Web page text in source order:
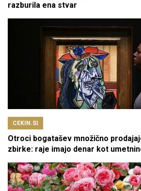
razburila ena stvar
CEKIN.SI
Otroci bogatašev množično
zbirke: raje imajo denar kot